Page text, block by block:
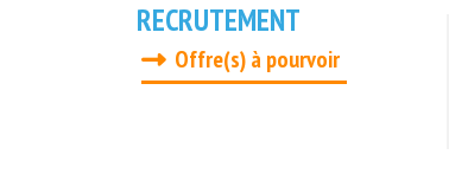
RECRUTEMENT
Offre(s) à pourvoir